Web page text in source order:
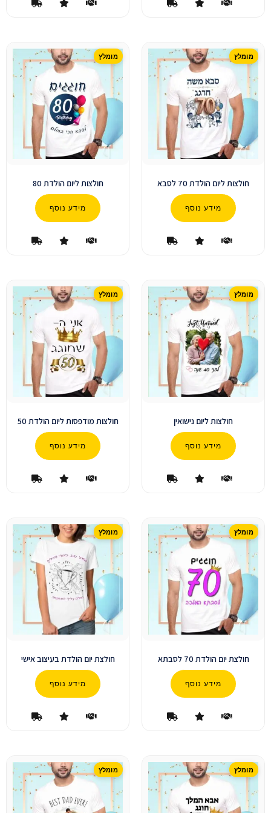
חולצות ליום הולדת 70 לסבא
מידע נוסף
חולצות ליום הולדת 80
מידע נוסף
חולצות ליום נישואין
מידע נוסף
חולצות מודפסות ליום הולדת 50
מידע נוסף
חולצת יום הולדת 70 לסבתא
מידע נוסף
חולצת יום הולדת בעיצוב אישי
מידע נוסף